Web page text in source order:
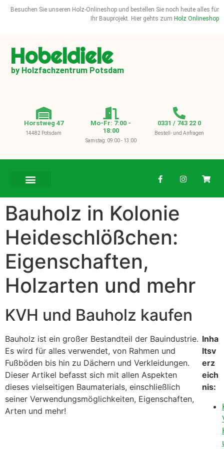
Besuchen Sie unseren Holz-Onlineshop und bestellen Sie noch heute alles für
Ihr Bauprojekt. Hier gehts zum Holz Onlineshop
Hobeldiele
by Holzfachzentrum Potsdam
Horstweg 47
14482 Potsdam
Mo-Fr: 7:00 -
18:00
Samstag: 09:00 - 13:00
0331 / 743 22 0
Bestell- und Anfragen
Bauholz in Kolonie
Heideschlößchen:
Eigenschaften,
Holzarten und mehr
KVH und Bauholz kaufen
Bauholz ist ein großer Bestandteil der Bauindustrie.
Es wird für alles verwendet, von Rahmen und
Fußböden bis hin zu Dächern und Verkleidungen.
Dieser Artikel befasst sich mit allen Aspekten
dieses vielseitigen Baumaterials, einschließlich
seiner Verwendungsmöglichkeiten, Eigenschaften,
Arten und mehr!
Inha
ltsv
erz
eich
nis: